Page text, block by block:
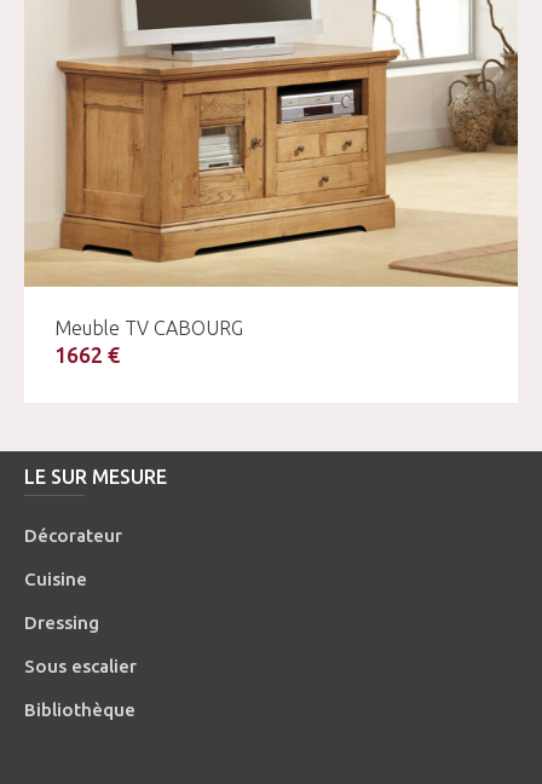
Meuble TV CABOURG
1662 €
LE SUR MESURE
Décorateur
Cuisine
Dressing
Sous escalier
Bibliothèque